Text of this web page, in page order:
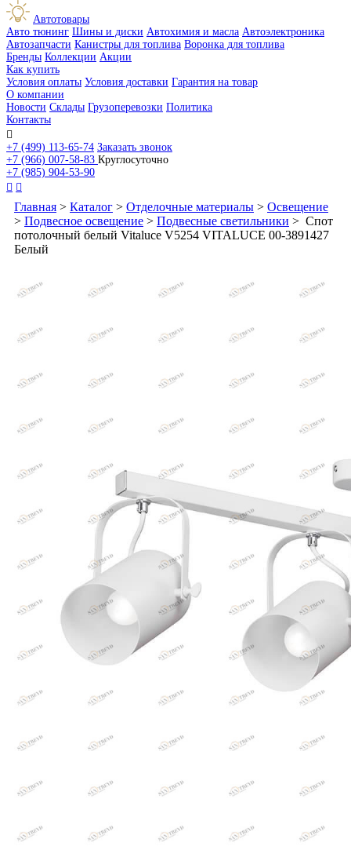
Автотовары
Авто тюнинг Шины и диски Автохимия и масла Автоэлектроника
Автозапчасти Канистры для топлива Воронка для топлива
Бренды Коллекции Акции
Как купить
Условия оплаты Условия доставки Гарантия на товар
О компании
Новости Склады Грузоперевозки Политика
Контакты

+7 (499) 113-65-74 Заказать звонок
+7 (966) 007-58-83 Круглосуточно
+7 (985) 904-53-90
 
Главная > Каталог > Отделочные материалы > Освещение
> Подвесное освещение > Подвесные светильники > Спот
потолочный белый Vitaluce V5254 VITALUCE 00-3891427
Белый